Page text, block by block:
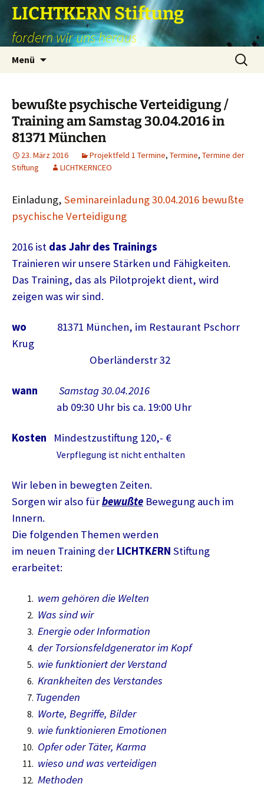
Zum
Inhalt
springen
LICHTKERN Stiftung
fordern wir uns heraus
Menü
Suchen
nach:
bewußte psychische Verteidigung /
Training am Samstag 30.04.2016 in
81371 München
23. März 2016 Projektfeld 1 Termine, Termine, Termine der
Stiftung
LICHTKERNCEO
Einladung, Seminareinladung 30.04.2016 bewußte
psychische Verteidigung
2016 ist das Jahr des Trainings
Trainieren wir unsere Stärken und Fähigkeiten.
Das Training, das als Pilotprojekt dient, wird
zeigen was wir sind.
wo 81371 München, im Restaurant Pschorr
Krug
Oberländerstr 32
wann Samstag 30.04.2016
ab 09:30 Uhr bis ca. 19:00 Uhr
Kosten Mindestzustiftung 120,- €
Verpflegung ist nicht enthalten
Wir leben in bewegten Zeiten.
Sorgen wir also fürbewußte Bewegung auch im
Innern.
Die folgenden Themen werden
im neuen Training der LICHTKERN Stiftung
erarbeitet:
wem gehören die Welten
Was sind wir
Energie oder Information
der Torsionsfeldgenerator im Kopf
wie funktioniert der Verstand
Krankheiten des Verstandes
Tugenden
Worte, Begriffe, Bilder
wie funktionieren Emotionen
Opfer oder Täter, Karma
wieso und was verteidigen
Methoden